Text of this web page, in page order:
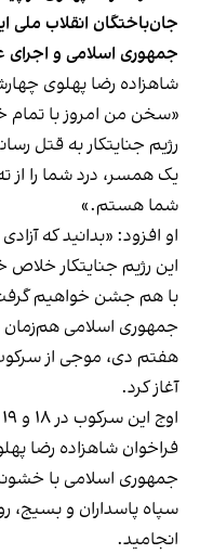
جان‌باختگان انقلاب ملی
جمهوری اسلامی و
شاهزاده رضا پهلوی
«سخن من امروز با تمام
رژیم جنایتکار به قتل
یک همسر، درد شما را
شما هستم.»
او افزود: «بدانید که
این رژیم جنایتکار خلاص
با هم جشن خواهیم
جمهوری اسلامی هم‌زمان
هفتم دی، موجی از
آغاز کرد.
فراخوان شاهزاده رضا
جمهوری اسلامی با
سپاه پاسداران و بسیج،
انجامید.